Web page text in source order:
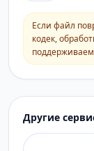
Если файл
кодек,
Другие